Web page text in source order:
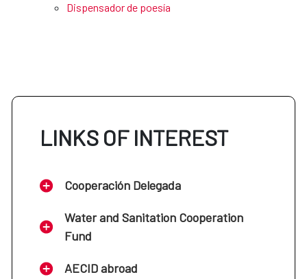
Dispensador de poesía
LINKS OF INTEREST
Cooperación Delegada
Water and Sanitation Cooperation
Fund
AECID abroad